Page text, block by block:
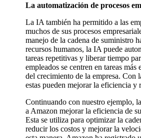
La automatización de procesos
La IA también ha permitido a las
muchos de sus procesos
manejo de la cadena de suministro
recursos humanos, la IA puede
tareas repetitivas y liberar tiempo
empleados se centren en tareas más
del crecimiento de la empresa. Con
estas pueden mejorar la eficiencia y
Continuando con nuestro ejemplo,
a Amazon mejorar la eficiencia de
Esta se utiliza para optimizar la
reducir los costos y mejorar la